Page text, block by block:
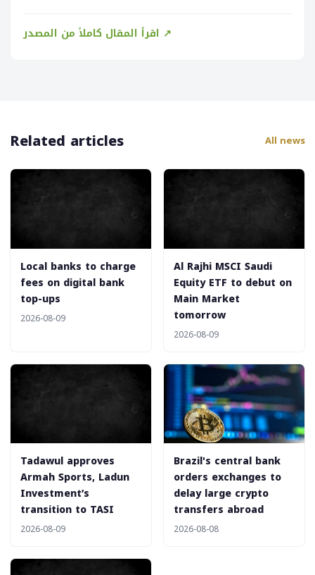
اقرأ المقال كاملاً من المصدر ↗
Related articles All news
‎Local banks to charge
fees on digital bank
top-ups
2026-08-09
‎Al Rajhi MSCI Saudi
Equity ETF to debut on
Main Market
tomorrow
2026-08-09
‎Tadawul approves
Armah Sports, Ladun
Investment’s
transition to TASI
2026-08-09
Brazil's central bank
orders exchanges to
delay large crypto
transfers abroad
2026-08-08